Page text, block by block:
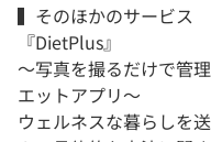
▍そのほかのサービス
『DietPlus』
〜写真を撮るだけで管
エットアプリ〜
ウェルネスな暮らしを